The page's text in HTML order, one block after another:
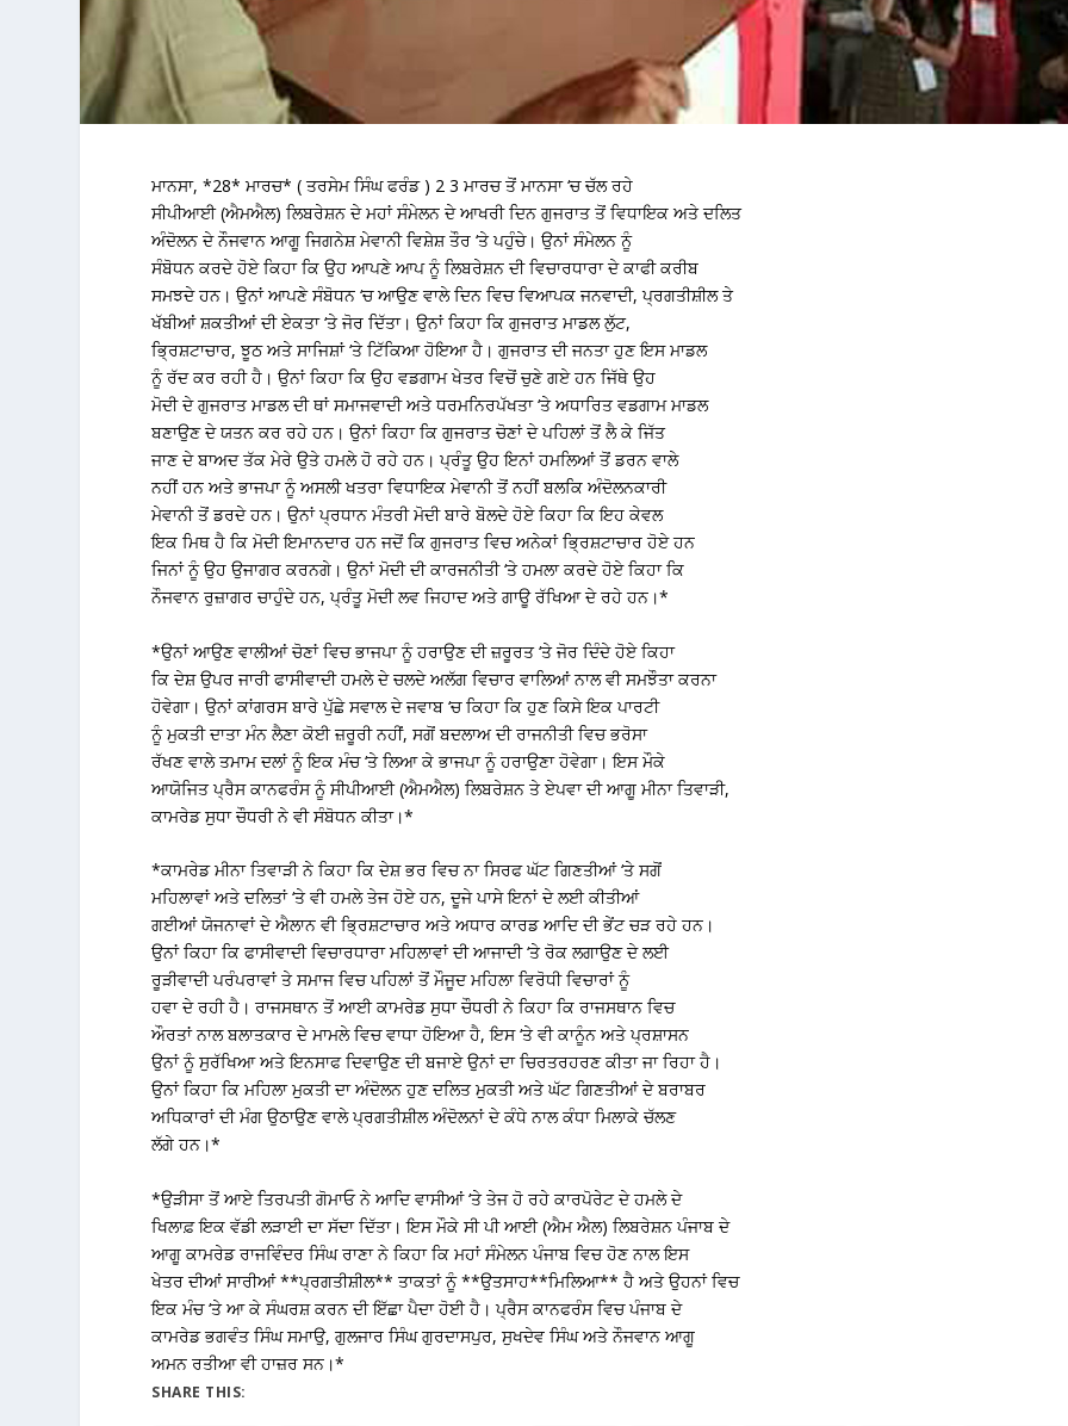
ਮਾਨਸਾ, *28* ਮਾਰਚ* ( ਤਰਸੇਮ ਸਿੰਘ ਫਰੰਡ ) 2 3 ਮਾਰਚ ਤੋਂ ਮਾਨਸਾ ‘ਚ ਚੱਲ ਰਹੇ
ਸੀਪੀਆਈ (ਐਮਐਲ) ਲਿਬਰੇਸ਼ਨ ਦੇ ਮਹਾਂ ਸੰਮੇਲਨ ਦੇ ਆਖਰੀ ਦਿਨ ਗੁਜਰਾਤ ਤੋਂ ਵਿਧਾਇਕ ਅਤੇ ਦਲਿਤ
ਅੰਦੋਲਨ ਦੇ ਨੌਜਵਾਨ ਆਗੂ ਜਿਗਨੇਸ਼ ਮੇਵਾਨੀ ਵਿਸ਼ੇਸ਼ ਤੌਰ ‘ਤੇ ਪਹੁੰਚੇ। ਉਨਾਂ ਸੰਮੇਲਨ ਨੂੰ
ਸੰਬੋਧਨ ਕਰਦੇ ਹੋਏ ਕਿਹਾ ਕਿ ਉਹ ਆਪਣੇ ਆਪ ਨੂੰ ਲਿਬਰੇਸ਼ਨ ਦੀ ਵਿਚਾਰਧਾਰਾ ਦੇ ਕਾਫੀ ਕਰੀਬ
ਸਮਝਦੇ ਹਨ। ਉਨਾਂ ਆਪਣੇ ਸੰਬੋਧਨ ‘ਚ ਆਉਣ ਵਾਲੇ ਦਿਨ ਵਿਚ ਵਿਆਪਕ ਜਨਵਾਦੀ, ਪ੍ਰਗਤੀਸ਼ੀਲ ਤੇ
ਖੱਬੀਆਂ ਸ਼ਕਤੀਆਂ ਦੀ ਏਕਤਾ ‘ਤੇ ਜੋਰ ਦਿੱਤਾ। ਉਨਾਂ ਕਿਹਾ ਕਿ ਗੁਜਰਾਤ ਮਾਡਲ ਲੁੱਟ,
ਭ੍ਰਿਸ਼ਟਾਚਾਰ, ਝੂਠ ਅਤੇ ਸਾਜਿਸ਼ਾਂ ‘ਤੇ ਟਿੱਕਿਆ ਹੋਇਆ ਹੈ। ਗੁਜਰਾਤ ਦੀ ਜਨਤਾ ਹੁਣ ਇਸ ਮਾਡਲ
ਨੂੰ ਰੱਦ ਕਰ ਰਹੀ ਹੈ। ਉਨਾਂ ਕਿਹਾ ਕਿ ਉਹ ਵਡਗਾਮ ਖੇਤਰ ਵਿਚੋਂ ਚੁਣੇ ਗਏ ਹਨ ਜਿੱਥੇ ਉਹ
ਮੋਦੀ ਦੇ ਗੁਜਰਾਤ ਮਾਡਲ ਦੀ ਥਾਂ ਸਮਾਜਵਾਦੀ ਅਤੇ ਧਰਮਨਿਰਪੱਖਤਾ ‘ਤੇ ਅਧਾਰਿਤ ਵਡਗਾਮ ਮਾਡਲ
ਬਣਾਉਣ ਦੇ ਯਤਨ ਕਰ ਰਹੇ ਹਨ। ਉਨਾਂ ਕਿਹਾ ਕਿ ਗੁਜਰਾਤ ਚੋਣਾਂ ਦੇ ਪਹਿਲਾਂ ਤੋਂ ਲੈ ਕੇ ਜਿੱਤ
ਜਾਣ ਦੇ ਬਾਅਦ ਤੱਕ ਮੇਰੇ ਉਤੇ ਹਮਲੇ ਹੋ ਰਹੇ ਹਨ। ਪ੍ਰੰਤੂ ਉਹ ਇਨਾਂ ਹਮਲਿਆਂ ਤੋਂ ਡਰਨ ਵਾਲੇ
ਨਹੀਂ ਹਨ ਅਤੇ ਭਾਜਪਾ ਨੂੰ ਅਸਲੀ ਖਤਰਾ ਵਿਧਾਇਕ ਮੇਵਾਨੀ ਤੋਂ ਨਹੀਂ ਬਲਕਿ ਅੰਦੋਲਨਕਾਰੀ
ਮੇਵਾਨੀ ਤੋਂ ਡਰਦੇ ਹਨ। ਉਨਾਂ ਪ੍ਰਧਾਨ ਮੰਤਰੀ ਮੋਦੀ ਬਾਰੇ ਬੋਲਦੇ ਹੋਏ ਕਿਹਾ ਕਿ ਇਹ ਕੇਵਲ
ਇਕ ਮਿਥ ਹੈ ਕਿ ਮੋਦੀ ਇਮਾਨਦਾਰ ਹਨ ਜਦੋਂ ਕਿ ਗੁਜਰਾਤ ਵਿਚ ਅਨੇਕਾਂ ਭ੍ਰਿਸ਼ਟਾਚਾਰ ਹੋਏ ਹਨ
ਜਿਨਾਂ ਨੂੰ ਉਹ ਉਜਾਗਰ ਕਰਨਗੇ। ਉਨਾਂ ਮੋਦੀ ਦੀ ਕਾਰਜਨੀਤੀ ‘ਤੇ ਹਮਲਾ ਕਰਦੇ ਹੋਏ ਕਿਹਾ ਕਿ
ਨੌਜਵਾਨ ਰੁਜ਼ਾਗਰ ਚਾਹੁੰਦੇ ਹਨ, ਪ੍ਰੰਤੂ ਮੋਦੀ ਲਵ ਜਿਹਾਦ ਅਤੇ ਗਾਊ ਰੱਖਿਆ ਦੇ ਰਹੇ ਹਨ।*
*ਉਨਾਂ ਆਉਣ ਵਾਲੀਆਂ ਚੋਣਾਂ ਵਿਚ ਭਾਜਪਾ ਨੂੰ ਹਰਾਉਣ ਦੀ ਜ਼ਰੂਰਤ ‘ਤੇ ਜੋਰ ਦਿੰਦੇ ਹੋਏ ਕਿਹਾ
ਕਿ ਦੇਸ਼ ਉਪਰ ਜਾਰੀ ਫਾਸੀਵਾਦੀ ਹਮਲੇ ਦੇ ਚਲਦੇ ਅਲੱਗ ਵਿਚਾਰ ਵਾਲਿਆਂ ਨਾਲ ਵੀ ਸਮਝੌਤਾ ਕਰਨਾ
ਹੋਵੇਗਾ। ਉਨਾਂ ਕਾਂਗਰਸ ਬਾਰੇ ਪੁੱਛੇ ਸਵਾਲ ਦੇ ਜਵਾਬ ‘ਚ ਕਿਹਾ ਕਿ ਹੁਣ ਕਿਸੇ ਇਕ ਪਾਰਟੀ
ਨੂੰ ਮੁਕਤੀ ਦਾਤਾ ਮੰਨ ਲੈਣਾ ਕੋਈ ਜ਼ਰੂਰੀ ਨਹੀਂ, ਸਗੋਂ ਬਦਲਾਅ ਦੀ ਰਾਜਨੀਤੀ ਵਿਚ ਭਰੋਸਾ
ਰੱਖਣ ਵਾਲੇ ਤਮਾਮ ਦਲਾਂ ਨੂੰ ਇਕ ਮੰਚ ‘ਤੇ ਲਿਆ ਕੇ ਭਾਜਪਾ ਨੂੰ ਹਰਾਉਣਾ ਹੋਵੇਗਾ। ਇਸ ਮੌਕੇ
ਆਯੋਜਿਤ ਪ੍ਰੈਸ ਕਾਨਫਰੰਸ ਨੂੰ ਸੀਪੀਆਈ (ਐਮਐਲ) ਲਿਬਰੇਸ਼ਨ ਤੇ ਏਪਵਾ ਦੀ ਆਗੂ ਮੀਨਾ ਤਿਵਾੜੀ,
ਕਾਮਰੇਡ ਸੁਧਾ ਚੌਧਰੀ ਨੇ ਵੀ ਸੰਬੋਧਨ ਕੀਤਾ।*
*ਕਾਮਰੇਡ ਮੀਨਾ ਤਿਵਾੜੀ ਨੇ ਕਿਹਾ ਕਿ ਦੇਸ਼ ਭਰ ਵਿਚ ਨਾ ਸਿਰਫ ਘੱਟ ਗਿਣਤੀਆਂ ‘ਤੇ ਸਗੋਂ
ਮਹਿਲਾਵਾਂ ਅਤੇ ਦਲਿਤਾਂ ‘ਤੇ ਵੀ ਹਮਲੇ ਤੇਜ ਹੋਏ ਹਨ, ਦੂਜੇ ਪਾਸੇ ਇਨਾਂ ਦੇ ਲਈ ਕੀਤੀਆਂ
ਗਈਆਂ ਯੋਜਨਾਵਾਂ ਦੇ ਐਲਾਨ ਵੀ ਭ੍ਰਿਸ਼ਟਾਚਾਰ ਅਤੇ ਅਧਾਰ ਕਾਰਡ ਆਦਿ ਦੀ ਭੇਂਟ ਚੜ ਰਹੇ ਹਨ।
ਉਨਾਂ ਕਿਹਾ ਕਿ ਫਾਸੀਵਾਦੀ ਵਿਚਾਰਧਾਰਾ ਮਹਿਲਾਵਾਂ ਦੀ ਆਜਾਦੀ ‘ਤੇ ਰੋਕ ਲਗਾਉਣ ਦੇ ਲਈ
ਰੂੜੀਵਾਦੀ ਪਰੰਪਰਾਵਾਂ ਤੇ ਸਮਾਜ ਵਿਚ ਪਹਿਲਾਂ ਤੋਂ ਮੌਜੂਦ ਮਹਿਲਾ ਵਿਰੋਧੀ ਵਿਚਾਰਾਂ ਨੂੰ
ਹਵਾ ਦੇ ਰਹੀ ਹੈ। ਰਾਜਸਥਾਨ ਤੋਂ ਆਈ ਕਾਮਰੇਡ ਸੁਧਾ ਚੌਧਰੀ ਨੇ ਕਿਹਾ ਕਿ ਰਾਜਸਥਾਨ ਵਿਚ
ਔਰਤਾਂ ਨਾਲ ਬਲਾਤਕਾਰ ਦੇ ਮਾਮਲੇ ਵਿਚ ਵਾਧਾ ਹੋਇਆ ਹੈ, ਇਸ ‘ਤੇ ਵੀ ਕਾਨੂੰਨ ਅਤੇ ਪ੍ਰਸ਼ਾਸਨ
ਉਨਾਂ ਨੂੰ ਸੁਰੱਖਿਆ ਅਤੇ ਇਨਸਾਫ ਦਿਵਾਉਣ ਦੀ ਬਜਾਏ ਉਨਾਂ ਦਾ ਚਿਰਤਰਹਰਣ ਕੀਤਾ ਜਾ ਰਿਹਾ ਹੈ।
ਉਨਾਂ ਕਿਹਾ ਕਿ ਮਹਿਲਾ ਮੁਕਤੀ ਦਾ ਅੰਦੋਲਨ ਹੁਣ ਦਲਿਤ ਮੁਕਤੀ ਅਤੇ ਘੱਟ ਗਿਣਤੀਆਂ ਦੇ ਬਰਾਬਰ
ਅਧਿਕਾਰਾਂ ਦੀ ਮੰਗ ਉਠਾਉਣ ਵਾਲੇ ਪ੍ਰਗਤੀਸ਼ੀਲ ਅੰਦੋਲਨਾਂ ਦੇ ਕੰਧੇ ਨਾਲ ਕੰਧਾ ਮਿਲਾਕੇ ਚੱਲਣ
ਲੱਗੇ ਹਨ।*
*ਉੜੀਸਾ ਤੋਂ ਆਏ ਤਿਰਪਤੀ ਗੋਮਾਓ ਨੇ ਆਦਿ ਵਾਸੀਆਂ ‘ਤੇ ਤੇਜ ਹੋ ਰਹੇ ਕਾਰਪੋਰੇਟ ਦੇ ਹਮਲੇ ਦੇ
ਖਿਲਾਫ਼ ਇਕ ਵੱਡੀ ਲੜਾਈ ਦਾ ਸੱਦਾ ਦਿੱਤਾ। ਇਸ ਮੌਕੇ ਸੀ ਪੀ ਆਈ (ਐਮ ਐਲ) ਲਿਬਰੇਸ਼ਨ ਪੰਜਾਬ ਦੇ
ਆਗੂ ਕਾਮਰੇਡ ਰਾਜਵਿੰਦਰ ਸਿੰਘ ਰਾਣਾ ਨੇ ਕਿਹਾ ਕਿ ਮਹਾਂ ਸੰਮੇਲਨ ਪੰਜਾਬ ਵਿਚ ਹੋਣ ਨਾਲ ਇਸ
ਖੇਤਰ ਦੀਆਂ ਸਾਰੀਆਂ **ਪ੍ਰਗਤੀਸ਼ੀਲ** ਤਾਕਤਾਂ ਨੂੰ **ਉਤਸਾਹ**ਮਿਲਿਆ** ਹੈ ਅਤੇ ਉਹਨਾਂ ਵਿਚ
ਇਕ ਮੰਚ ‘ਤੇ ਆ ਕੇ ਸੰਘਰਸ਼ ਕਰਨ ਦੀ ਇੱਛਾ ਪੈਦਾ ਹੋਈ ਹੈ। ਪ੍ਰੈਸ ਕਾਨਫਰੰਸ ਵਿਚ ਪੰਜਾਬ ਦੇ
ਕਾਮਰੇਡ ਭਗਵੰਤ ਸਿੰਘ ਸਮਾਉ, ਗੁਲਜਾਰ ਸਿੰਘ ਗੁਰਦਾਸਪੁਰ, ਸੁਖਦੇਵ ਸਿੰਘ ਅਤੇ ਨੌਜਵਾਨ ਆਗੂ
ਅਮਨ ਰਤੀਆ ਵੀ ਹਾਜ਼ਰ ਸਨ।*
SHARE THIS: